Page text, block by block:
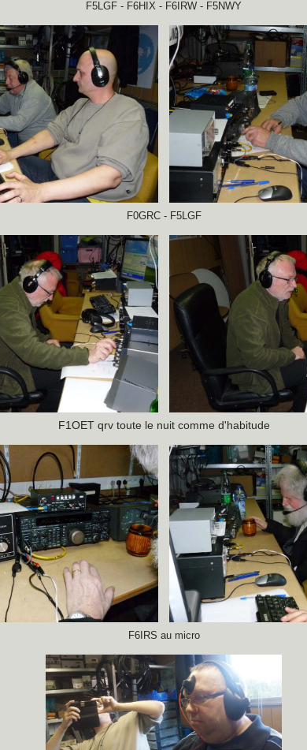
F5LGF - F6HIX - F6IRW - F5NWY
F0GRC - F5LGF
F1OET qrv toute le nuit comme d'habitude
F6IRS au micro